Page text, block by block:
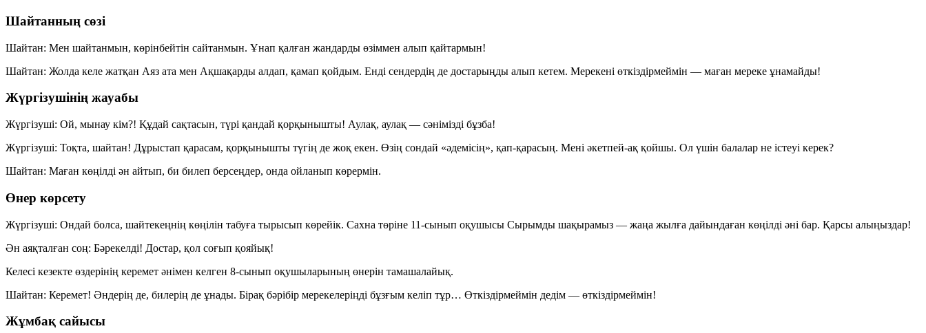
Шайтанның сөзі
Шайтан: Мен шайтанмын, көрінбейтін сайтанмын. Ұнап қалған жандарды өзіммен алып қайтармын!
Шайтан: Жолда келе жатқан Аяз ата мен Ақшақарды алдап, қамап қойдым. Енді сендердің де достарыңды алып кетем. Мерекені өткіздірмеймін — маған мереке ұнамайды!
Жүргізушінің жауабы
Жүргізуші: Ой, мынау кім?! Құдай сақтасын, түрі қандай қорқынышты! Аулақ, аулақ — сәнімізді бұзба!
Жүргізуші: Тоқта, шайтан! Дұрыстап қарасам, қорқынышты түгің де жоқ екен. Өзің сондай «әдемісің», қап-қарасың. Мені әкетпей-ақ қойшы. Ол үшін балалар не істеуі керек?
Шайтан: Маған көңілді ән айтып, би билеп берсеңдер, онда ойланып көрермін.
Өнер көрсету
Жүргізуші: Ондай болса, шайтекеңнің көңілін табуға тырысып көрейік. Сахна төріне 11-сынып оқушысы Сырымды шақырамыз — жаңа жылға дайындаған көңілді әні бар. Қарсы алыңыздар!
Ән аяқталған соң: Бәрекелді! Достар, қол соғып қояйық!
Келесі кезекте өздерінің керемет әнімен келген 8-сынып оқушыларының өнерін тамашалайық.
Шайтан: Керемет! Әндерің де, билерің де ұнады. Бірақ бәрібір мерекелеріңді бұзғым келіп тұр… Өткіздірмеймін дедім — өткіздірмеймін!
Жұмбақ сайысы